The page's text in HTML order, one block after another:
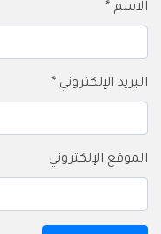
الاسم *
البريد الإلكتروني *
الموقع الإلكتروني